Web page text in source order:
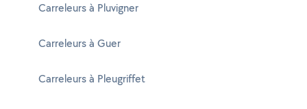
Carreleurs à Pluvigner
Carreleurs à Guer
Carreleurs à Pleugriffet